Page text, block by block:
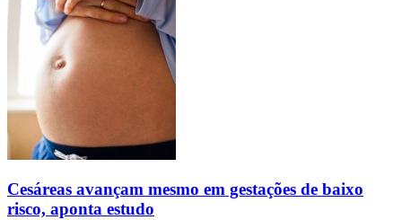
Cesáreas avançam mesmo em gestações de baixo
risco, aponta estudo